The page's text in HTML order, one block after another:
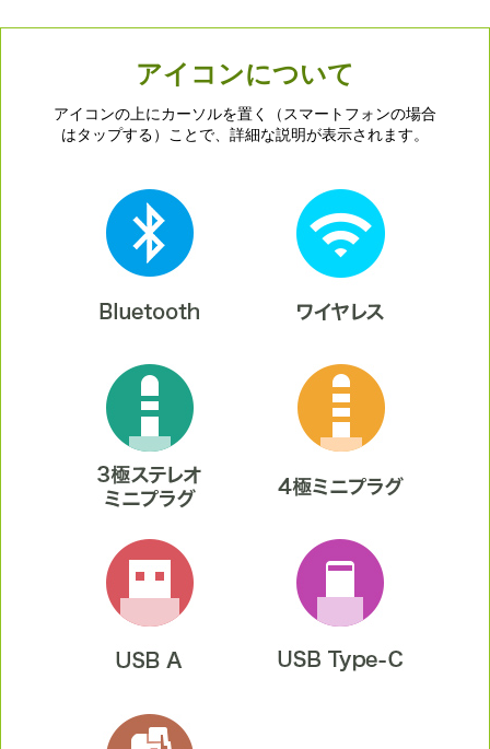
アイコンについて
アイコンの上にカーソルを置く（スマートフォンの場合
はタップする）ことで、詳細な説明が表示されます。